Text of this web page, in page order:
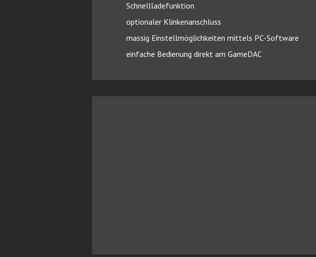
Schnellladefunktion
optionaler Klinkenanschluss
massig Einstellmöglichkeiten mittels PC-Software
einfache Bedienung direkt am GameDAC